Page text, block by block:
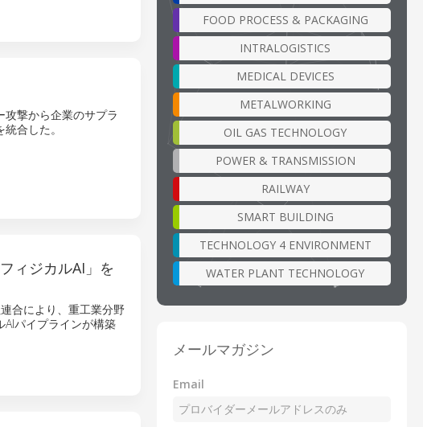
撃から企業のサプラ
合した。
ィジカルAI」を
合により、重工業分野
パイプラインが構築
FOOD PROCESS & PACKAGING
INTRALOGISTICS
MEDICAL DEVICES
METALWORKING
OIL GAS TECHNOLOGY
POWER & TRANSMISSION
RAILWAY
SMART BUILDING
TECHNOLOGY 4 ENVIRONMENT
WATER PLANT TECHNOLOGY
メールマガジン
Email